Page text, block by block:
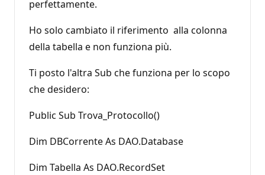
perfettamente.
Ho solo cambiato il riferimento alla colonna
della tabella e non funziona più.
Ti posto l'altra Sub che funziona per lo scopo
che desidero:
Public Sub Trova_Protocollo()
Dim DBCorrente As DAO.Database
Dim Tabella As DAO.RecordSet